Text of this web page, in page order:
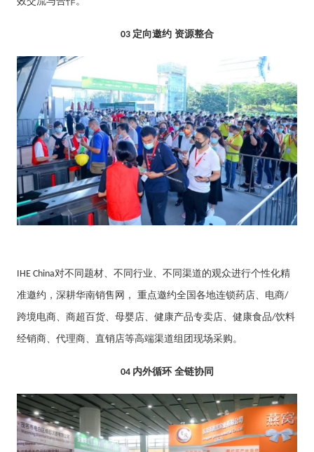
03 定向邀约 资源整合
IHE China对不同题材、不同行业、不同渠道的观众进行个性化精
准邀约，深耕华南销售网， 重点邀约全国各地连锁药店、电商/
跨境电商、商超百货、母婴店、健康产品专卖店、健康食品/饮料
经销商、代理商、直销店等高端渠道组团现场采购。
04 内外循环 全链协同